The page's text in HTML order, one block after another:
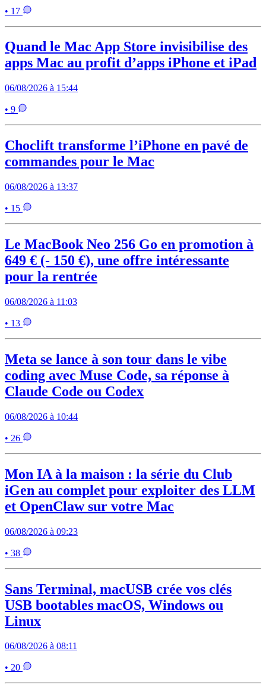
• 17
Quand le Mac App Store invisibilise des
apps Mac au profit d’apps iPhone et iPad
06/08/2026 à 15:44
• 9
Choclift transforme l’iPhone en pavé de
commandes pour le Mac
06/08/2026 à 13:37
• 15
Le MacBook Neo 256 Go en promotion à
649 € (- 150 €), une offre intéressante
pour la rentrée
06/08/2026 à 11:03
• 13
Meta se lance à son tour dans le vibe
coding avec Muse Code, sa réponse à
Claude Code ou Codex
06/08/2026 à 10:44
• 26
Mon IA à la maison : la série du Club
iGen au complet pour exploiter des LLM
et OpenClaw sur votre Mac
06/08/2026 à 09:23
• 38
Sans Terminal, macUSB crée vos clés
USB bootables macOS, Windows ou
Linux
06/08/2026 à 08:11
• 20